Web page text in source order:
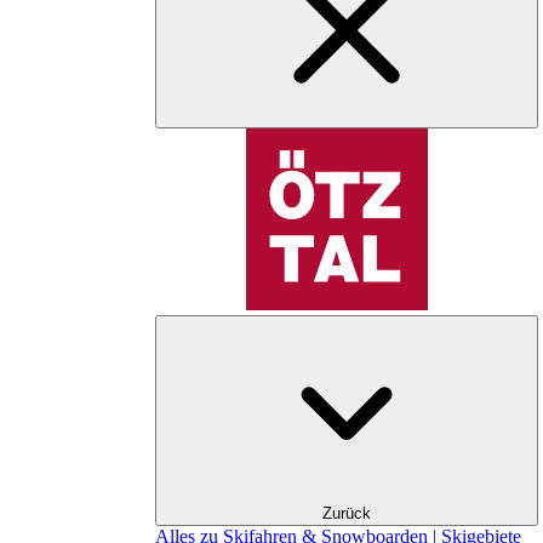
Zurück
Alles zu Skifahren & Snowboarden | Skigebiete